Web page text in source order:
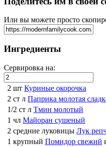
Или вы можете просто
Ингредиенты
Сервировка на:
2 шт Куриные окорочка
2 ст л Паприка молотая
1/2 ст л Тмин молотый
1 чл Майоран сушеный
2 средние луковицы Лук
1 крупный Помидор свежий